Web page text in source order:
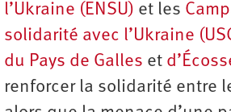
l’Ukraine (ENSU) et les
solidarité avec l’Ukraine
du Pays de Galles et
renforcer la solidarité entre